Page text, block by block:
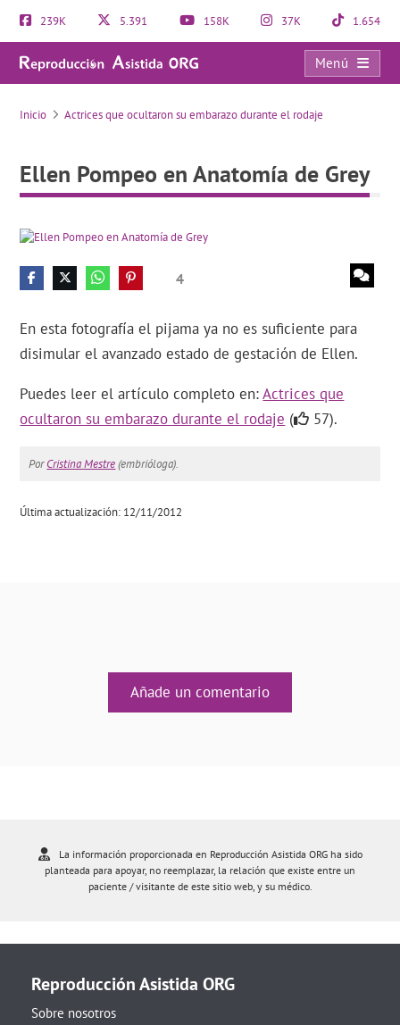
239K 5.391 158K 37K 1.654
Menú
Ellen Pompeo en Anatomía de Grey
Inicio Actrices que ocultaron su embarazo durante el rodaje
Ellen Pompeo en Anatomía de Grey
4
En esta fotografía el pijama ya no es suficiente para
disimular el avanzado estado de gestación de Ellen.
Puedes leer el artículo completo en:Actrices que
ocultaron su embarazo durante el rodaje ( 57).
PorCristina Mestre(embrióloga).
Última actualización: 12/11/2012
Añade un comentario
La información proporcionada en Reproducción Asistida ORG ha sido
planteada para apoyar, no reemplazar, la relación que existe entre un
paciente / visitante de este sitio web, y su médico.
Reproducción Asistida ORG
Sobre nosotros